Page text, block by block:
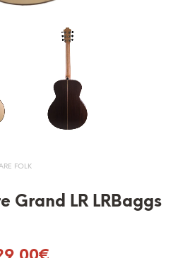
FOLK
Grand LR LRBaggs